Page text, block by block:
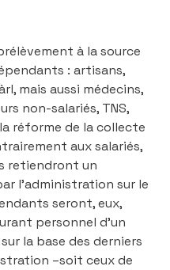
à la source
: artisans,
mais aussi médecins,
non-salariés, TNS,
réforme de la collecte
aux salariés,
retiendront un
l’administration sur le
seront, eux,
personnel d’un
la base des derniers
–soit ceux de